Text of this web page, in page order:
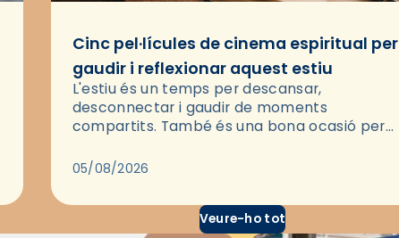
Cinc pel·lícules de cinema espiritual per
gaudir i reflexionar aquest estiu
L'estiu és un temps per descansar,
desconnectar i gaudir de moments
compartits. També és una bona ocasió per
través del cinema, reflexionar sobre les…
05/08/2026
Veure-ho tot